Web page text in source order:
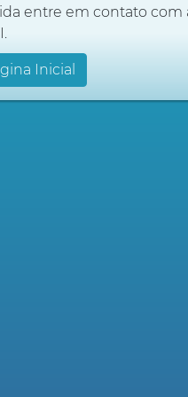
entre em contato com
Inicial